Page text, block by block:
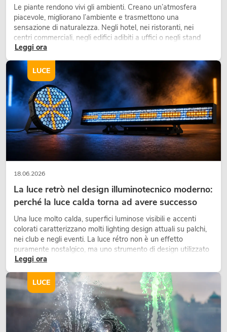
di classe D
No. 10451636
La giacenza è di circa 12 sett.
549,00€
No. 20000456Articolo non disponibile
Le piante rendono vivi gli ambienti. Creano un’atmosfera
piacevole, migliorano l’ambiente e trasmettono una
sensazione di naturalezza. Negli hotel, nei ristoranti, nei
centri commerciali, negli edifici adibiti a uffici o negli stand
fieristici, una vegetazione di alta qualità è ormai parte
Leggi ora
18.06.2026
La luce retrò nel design illuminotecnico moderno:
perché la luce calda torna ad avere successo
Una luce molto calda, superfici luminose visibili e accenti
colorati caratterizzano molti lighting design attuali su palchi,
nei club e negli eventi. La luce rétro non è un effetto
puramente nostalgico, ma uno strumento di design utilizzato
in modo consapevole: crea atmosfera, dona carattere alle
Leggi ora
LUCE
LUCE